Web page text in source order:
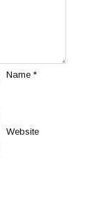
Name*
Website